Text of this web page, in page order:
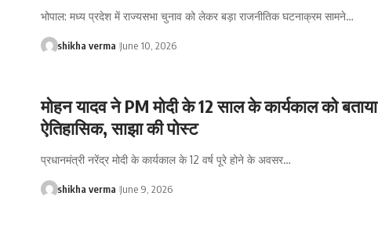
भोपाल: मध्य प्रदेश में राज्यसभा चुनाव को लेकर बड़ा राजनीतिक घटनाक्रम सामने…
shikha verma June 10, 2026
मोहन यादव ने PM मोदी के 12 साल के कार्यकाल को बताया
ऐतिहासिक, साझा की पोस्ट
प्रधानमंत्री नरेंद्र मोदी के कार्यकाल के 12 वर्ष पूरे होने के अवसर…
shikha verma June 9, 2026